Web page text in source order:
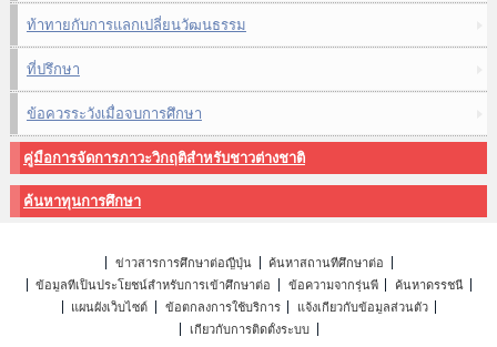
ท้าทายกับการแลกเปลี่ยนวัฒนธรรม
ที่ปรึกษา
ข้อควรระวังเมื่อจบการศึกษา
คู่มือการจัดการภาวะวิกฤติสำหรับชาวต่างชาติ
ค้นหาทุนการศึกษา
ข่าวสารการศึกษาต่อญี่ปุ่น
ค้นหาสถานที่ศึกษาต่อ
ข้อมูลที่เป็นประโยชน์สำหรับการเข้าศึกษาต่อ
ข้อความจากรุ่นพี่
ค้นหาดรรชนี
แผนผังเว็บไซต์
ข้อตกลงการใช้บริการ
แจ้งเกี่ยวกับข้อมูลส่วนตัว
เกี่ยวกับการติดตั้งระบบ